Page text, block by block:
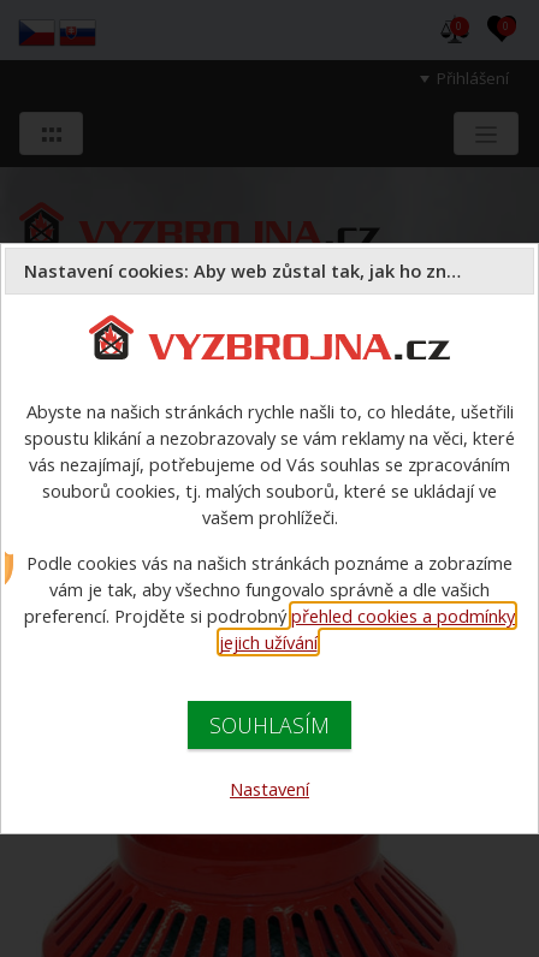
Přihlášení
0 0
a majetek druhých.
Požární sport armatury> Sací koš PH SPORT
Sací koš PH SPORT
Nastavení cookies: Aby web zůstal tak, jak ho znáte
Abyste na našich stránkách rychle našli to, co hledáte, ušetřili
spoustu klikání a nezobrazovaly se vám reklamy na věci, které
vás nezajímají, potřebujeme od Vás souhlas se zpracováním
souborů cookies, tj. malých souborů, které se ukládají ve
vašem prohlížeči.
Podle cookies vás na našich stránkách poznáme a zobrazíme
vám je tak, aby všechno fungovalo správně a dle vašich
preferencí. Projděte si podrobnýpřehled cookies a podmínky
jejich užívání.
SOUHLASÍM
Nastavení